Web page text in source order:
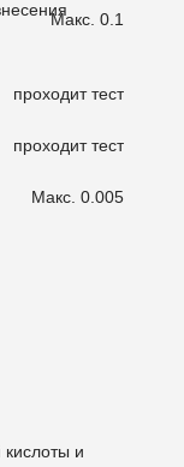
и
Макс. 0.1
проходит тест
проходит тест
Макс. 0.005